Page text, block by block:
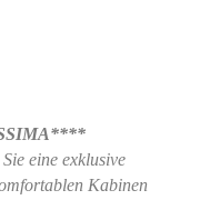
eine exklusive
Kabinen